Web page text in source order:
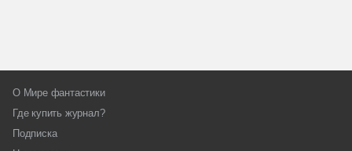
О Мире фантастики
Где купить журнал?
Подписка